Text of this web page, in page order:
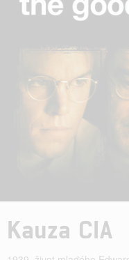
Kauza CIA